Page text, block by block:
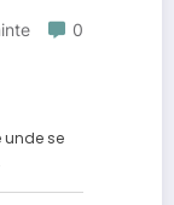
0
unde se